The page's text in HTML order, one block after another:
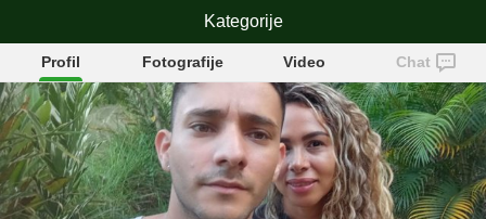
Alannafit
Profil Fotografije Video Chat
Kategorije